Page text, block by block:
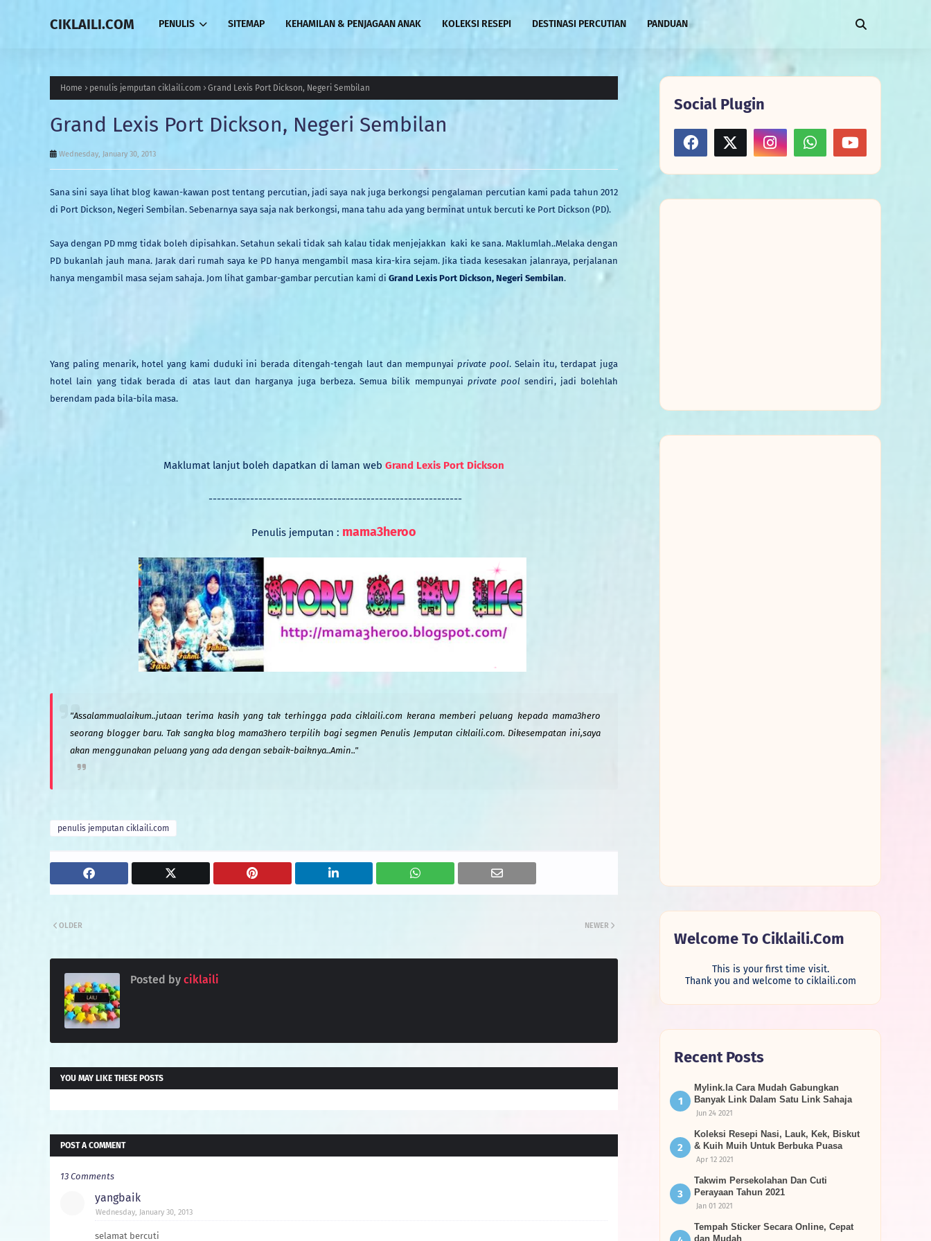
CIKLAILI.COM PENULIS SITEMAP KEHAMILAN & PENJAGAAN ANAK KOLEKSI RESEPI DESTINASI PERCUTIAN PANDUAN
Home penulis jemputan ciklaili.com Grand Lexis Port Dickson, Negeri Sembilan
Grand Lexis Port Dickson, Negeri Sembilan
Wednesday, January 30, 2013
Sana sini saya lihatblog kawan-kawan posttentang percutian, jadi saya nak juga berkongsi pengalaman percutian kami pada tahun 2012
di Port Dickson, Negeri Sembilan. Sebenarnya saya saja nak berkongsi, mana tahu ada yang berminat untuk bercuti ke Port Dickson (PD).
Saya dengan PD mmg tidak boleh dipisahkan.Setahun sekali tidak sah kalau tidak menjejakkan kaki ke sana. Maklumlah..Melaka dengan
PD bukanlah jauh mana. Jarak dari rumah saya ke PD hanya mengambil masa kira-kirasejam. Jikatiada kesesakan jalanraya, perjalanan
hanya mengambil masa sejam sahaja. Jom lihat gambar-gambar percutian kami di Grand Lexis Port Dickson, Negeri Sembilan.
Yang paling menarik, hotel yang kami duduki ini berada ditengah-tengah laut dan mempunyai private pool.Selain itu, terdapat juga
hotel lain yang tidak berada di atas laut dan harganya juga berbeza.Semua bilik mempunyai private pool sendiri, jadi bolehlah
berendam pada bila-bila masa.
Maklumat lanjut boleh dapatkan di laman web Grand Lexis Port Dickson
-------------------------------------------------------------
Penulis jemputan : mama3heroo
"Assalammualaikum..jutaan terima kasih yang tak terhingga pada ciklaili.com kerana memberi peluang kepada mama3hero
seorang blogger baru. Tak sangka blog mama3hero terpilih bagi segmen Penulis Jemputan ciklaili.com. Dikesempatan ini,saya
akan menggunakan peluang yang ada dengan sebaik-baiknya..Amin.."
penulis jemputan ciklaili.com
NEWER
OLDER
Posted by ciklaili
YOU MAY LIKE THESE POSTS
POST A COMMENT
13 Comments
yangbaik
Wednesday, January 30, 2013
selamat bercuti
Social Plugin
Welcome To Ciklaili.com
This is your first time visit.
Thank you and welcome to ciklaili.com
Recent Posts
Mylink.la Cara Mudah Gabungkan
Banyak Link Dalam Satu Link Sahaja
Jun 24 2021
Koleksi Resepi Nasi, Lauk, Kek, Biskut
& Kuih Muih Untuk Berbuka Puasa
Apr 12 2021
Takwim Persekolahan Dan Cuti
Perayaan Tahun 2021
Jan 01 2021
Tempah Sticker Secara Online, Cepat
dan Mudah